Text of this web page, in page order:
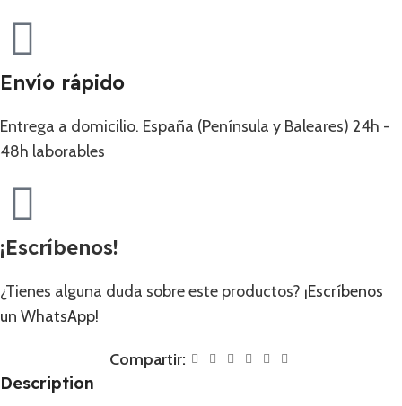
Envío rápido
Entrega a domicilio. España (Península y Baleares) 24h -
48h laborables
¡Escríbenos!
¿Tienes alguna duda sobre este productos? ¡Escríbenos
un WhatsApp!
Compartir:
Description